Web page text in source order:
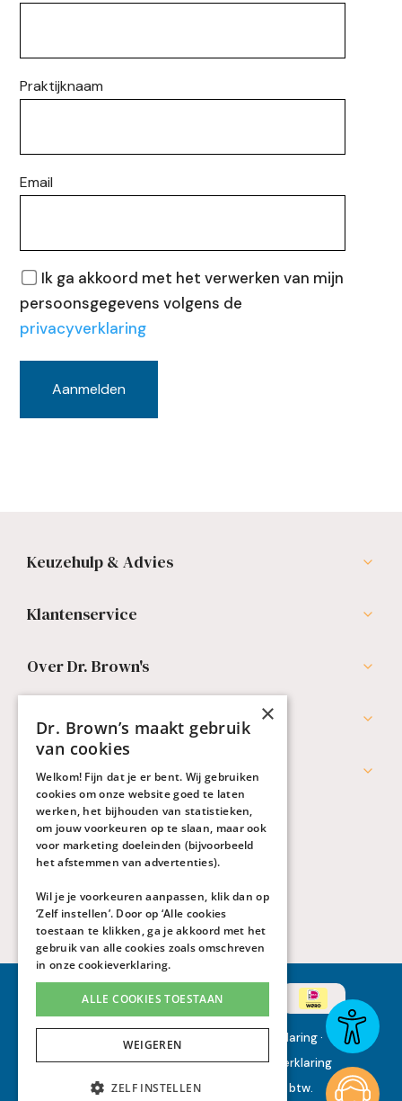
Praktijknaam
Email
Privacy
Ik ga akkoord met het verwerken van mijn
persoonsgegevens volgens de
privacyverklaring
Keuzehulp & Advies
Klantenservice
Over Dr. Brown's
Professionals
Werken bij Dr. Brown's
Algemene voorwaarden Privacyverklaring·
Toegankelijkheidsverklaring·Cookieverklaring
Alle genoemde prijzen zijn inclusief btw.
×
Dr. Brown’s maakt gebruik
van cookies
Welkom! Fijn dat je er bent. Wij gebruiken
cookies om onze website goed te laten
werken, het bijhouden van statistieken,
om jouw voorkeuren op te slaan, maar ook
voor marketing doeleinden (bijvoorbeeld
het afstemmen van advertenties).
Wil je je voorkeuren aanpassen, klik dan op
‘Zelf instellen’. Door op ‘Alle cookies
toestaan te klikken, ga je akkoord met het
gebruik van alle cookies zoals omschreven
in onzecookieverklaring.
ALLE COOKIES TOESTAAN
WEIGEREN
ZELF INSTELLEN